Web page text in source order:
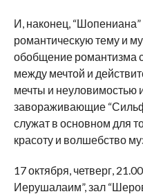
И, наконец,
романтическую тему и
обобщение романтизма
между мечтой и
мечты и неуловимостью
завораживающие
служат в основном для
красоту и волшебство
17 октября, четверг,
Иерушалаим”, зал